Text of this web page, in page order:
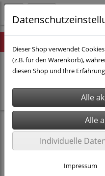
Dieser Shop verwendet
(z.B. für den Warenkorb),
diesen Shop und Ihre
Individuelle
Impressum